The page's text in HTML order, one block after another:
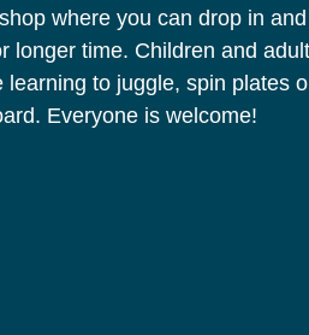
where you can drop in
longer time. Children and
learning to juggle, spin plates
Everyone is welcome!